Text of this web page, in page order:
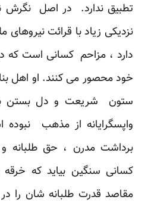
تطبیق ندارد. در اصل نگرش نو
نزدیکی زیاد با قرائت
دارد ، مزاحم کسانی است که
خود محصور می کنند. او اهل
ستون شریعت و دل بستن
واپسگرایانه از مذهب
برداشت مدرن ، حق طلبانه
کسانی سنگین بیاید که خرقه
مقاصد قدرت طلبانه شان را